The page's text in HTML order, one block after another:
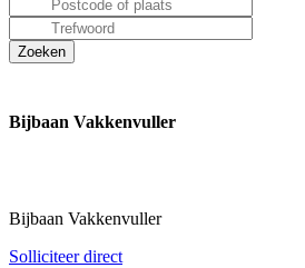
Bijbaan Vakkenvuller
Bijbaan Vakkenvuller
Solliciteer direct